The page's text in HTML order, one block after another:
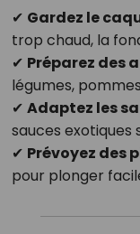
✔ Gardez le
trop chaud, la
✔ Préparez des
légumes,
✔ Adaptez les
sauces exotiques
✔ Prévoyez des
pour plonger